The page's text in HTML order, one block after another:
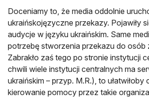
Doceniamy to, że media oddolnie
ukraińskojęzyczne przekazy. Pojawiły
audycje w języku ukraińskim. Same
potrzebę stworzenia przekazu do osób
Zabrakło zaś tego po stronie instytucji
chwili wiele instytucji centralnych ma
ukraińskim – przyp. M.R.), to
kierowanie pomocy przez takie